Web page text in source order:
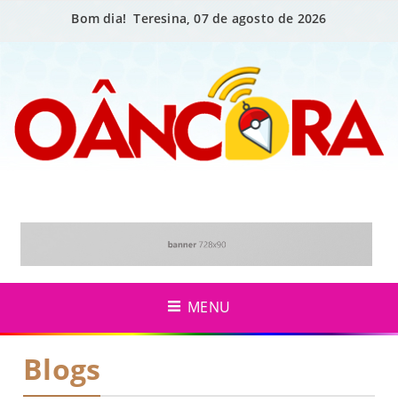
Bom dia! Teresina, 07 de agosto de 2026
MENU
Blogs